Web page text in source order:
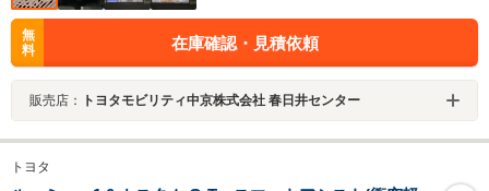
無
料
在庫確認・見積依頼
販売店： トヨタモビリティ中京株式会社 春日井センター
トヨタ